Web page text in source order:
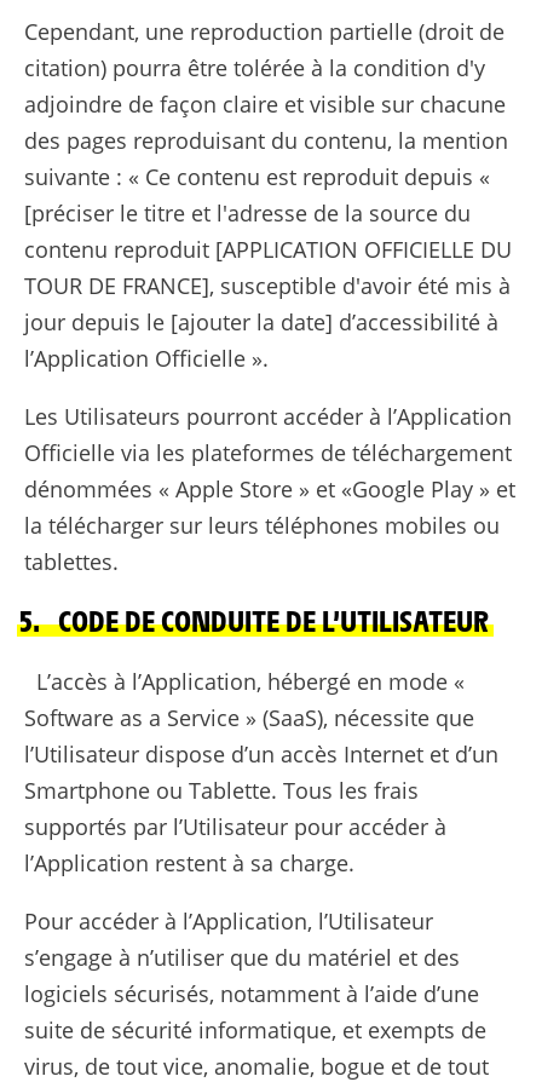
Cependant, une reproduction partielle (droit de
citation) pourra être tolérée à la condition d'y
adjoindre de façon claire et visible sur chacune
des pages reproduisant du contenu, la mention
suivante : « Ce contenu est reproduit depuis «
[préciser le titre et l'adresse de la source du
contenu reproduit [APPLICATION OFFICIELLE DU
TOUR DE FRANCE], susceptible d'avoir été mis à
jour depuis le [ajouter la date] d’accessibilité à
l’Application Officielle ».
Les Utilisateurs pourront accéder à l’Application
Officielle via les plateformes de téléchargement
dénommées « Apple Store » et «Google Play » et
la télécharger sur leurs téléphones mobiles ou
tablettes.
5. CODE DE CONDUITE DE L’UTILISATEUR
L’accès à l’Application, hébergé en mode «
Software as a Service » (SaaS), nécessite que
l’Utilisateur dispose d’un accès Internet et d’un
Smartphone ou Tablette. Tous les frais
supportés par l’Utilisateur pour accéder à
l’Application restent à sa charge.
Pour accéder à l’Application, l’Utilisateur
s’engage à n’utiliser que du matériel et des
logiciels sécurisés, notamment à l’aide d’une
suite de sécurité informatique, et exempts de
virus, de tout vice, anomalie, bogue et de tout